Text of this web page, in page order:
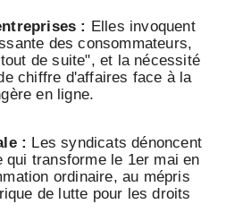
: Elles invoquent
des consommateurs,
de suite", et la nécessité
chiffre d'affaires face à la
en ligne.
: Les syndicats dénoncent
qui transforme le 1er mai en
ordinaire, au mépris
de lutte pour les droits